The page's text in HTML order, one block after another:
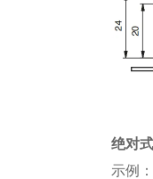
绝对
示例